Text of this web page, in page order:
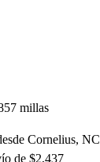
millas
Cornelius, NC
de $2,437